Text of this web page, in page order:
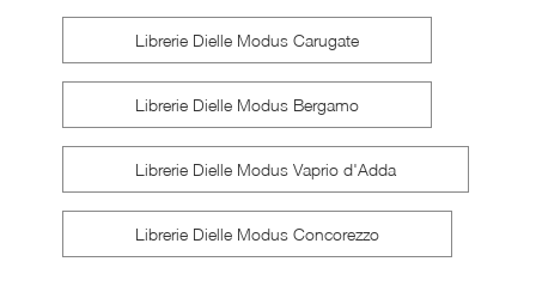
Librerie Dielle Modus Carugate
Librerie Dielle Modus Bergamo
Librerie Dielle Modus Vaprio d'Adda
Librerie Dielle Modus Concorezzo